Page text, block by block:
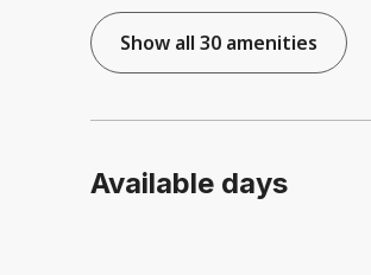
Show all 30 amenities
Available days